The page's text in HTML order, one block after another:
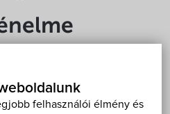
felhasználói élmény és
már a Krisztus előtti 3. és
Bronzkori és római kori
elő, sőt a